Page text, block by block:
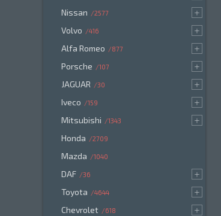
Nissan 2577
Volvo 416
Alfa Romeo 877
Porsche 107
JAGUAR 30
Iveco 159
Mitsubishi 1343
Honda 2709
Mazda 1040
DAF 36
Toyota 4644
Chevrolet 618